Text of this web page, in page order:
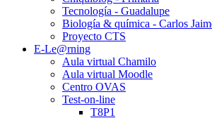
Tecnología - Guadalupe
Biología & química - Carlos
Proyecto CTS
E-Le@rning
Aula virtual Chamilo
Aula virtual Moodle
Centro OVAS
Test-on-line
T8P1